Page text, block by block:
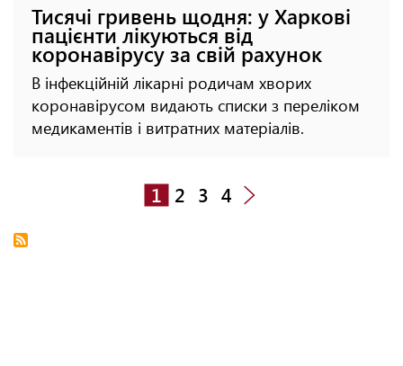
Тисячі гривень щодня: у Харкові
пацієнти лікуються від
коронавірусу за свій рахунок
В інфекційній лікарні родичам хворих
коронавірусом видають списки з переліком
медикаментів і витратних матеріалів.
1 2 3 4